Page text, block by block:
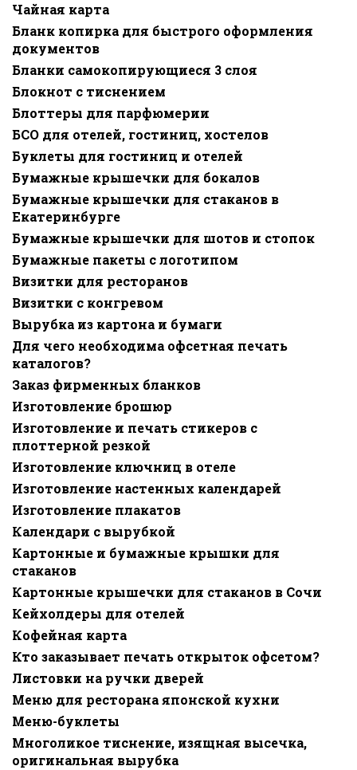
Чайная карта
Бланк копирка для быстрого оформления
документов
Бланки самокопирующиеся 3 слоя
Блокнот с тиснением
Блоттеры для парфюмерии
БСО для отелей, гостиниц, хостелов
Буклеты для гостиниц и отелей
Бумажные крышечки для бокалов
Бумажные крышечки для стаканов в
Екатеринбурге
Бумажные крышечки для шотов и стопок
Бумажные пакеты с логотипом
Визитки для ресторанов
Визитки с конгревом
Вырубка из картона и бумаги
Для чего необходима офсетная печать
каталогов?
Заказ фирменных бланков
Изготовление брошюр
Изготовление и печать стикеров с
плоттерной резкой
Изготовление ключниц в отеле
Изготовление настенных календарей
Изготовление плакатов
Календари с вырубкой
Картонные и бумажные крышки для
стаканов
Картонные крышечки для стаканов в Сочи
Кейхолдеры для отелей
Кофейная карта
Кто заказывает печать открыток офсетом?
Листовки на ручки дверей
Меню для ресторана японской кухни
Меню-буклеты
Многоликое тиснение, изящная высечка,
оригинальная вырубка